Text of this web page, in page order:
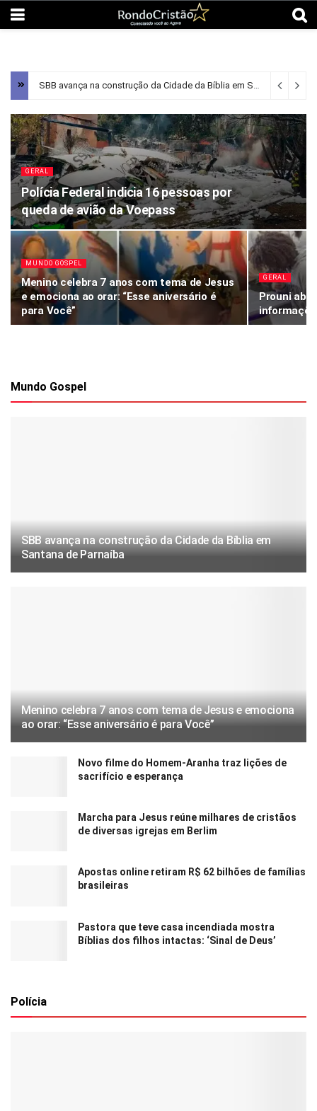
SBB avança na construção da Cidade da Bíblia em Santana de Parnaíba
GERAL
Polícia Federal indicia 16 pessoas por
queda de avião da Voepass
MUNDO GOSPEL
Menino celebra 7 anos com tema de Jesus
e emociona ao orar: “Esse aniversário é
para Você”
GERAL
Prouni
Mundo Gospel
SBB avança na construção da Cidade da Bíblia em
Santana de Parnaíba
Menino celebra 7 anos com tema de Jesus e emociona
ao orar: “Esse aniversário é para Você”
Novo filme do Homem-Aranha traz lições de
sacrifício e esperança
Marcha para Jesus reúne milhares de cristãos
de diversas igrejas em Berlim
Apostas online retiram R$ 62 bilhões de famílias
brasileiras
Pastora que teve casa incendiada mostra
Bíblias dos filhos intactas: ‘Sinal de Deus’
Polícia